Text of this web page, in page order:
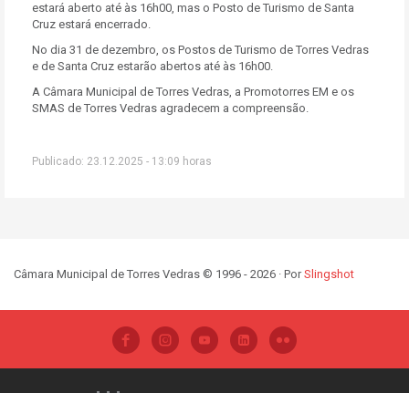
estará aberto até às 16h00, mas o Posto de Turismo de Santa
Cruz estará encerrado.
No dia 31 de dezembro, os Postos de Turismo de Torres Vedras
e de Santa Cruz estarão abertos até às 16h00.
A Câmara Municipal de Torres Vedras, a Promotorres EM e os
SMAS de Torres Vedras agradecem a compreensão.
Publicado: 23.12.2025 - 13:09 horas
Câmara Municipal de Torres Vedras © 1996 - 2026 · PorSlingshot